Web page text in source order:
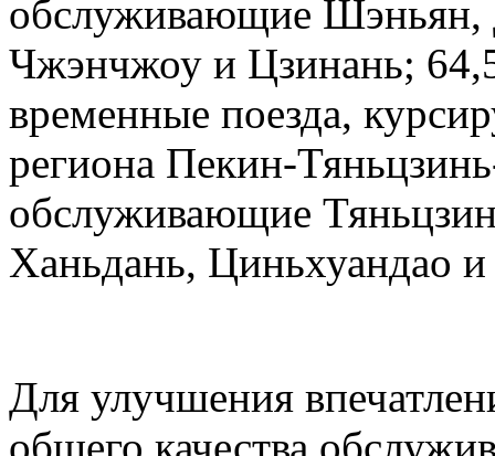
обслуживающие Шэньян,
Чжэнчжоу и Цзинань;
временные поезда,
региона Пекин-
обслуживающие
Ханьдань, Циньхуандао
Для улучшения
общего качества